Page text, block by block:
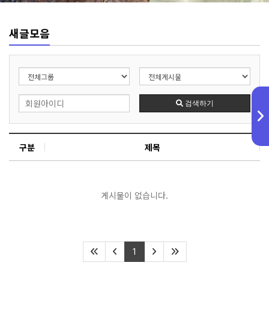
새글모음
검색하기
구분 제목
게시물이 없습니다.
1